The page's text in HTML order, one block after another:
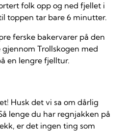
folk opp og ned fjellet i
toppen tar bare 6 minutter.
ferske bakervarer på den
Trollskogen med
en lengre fjelltur.
Husk det vi sa om dårlig
lenge du har regnjakken på
er det ingen ting som